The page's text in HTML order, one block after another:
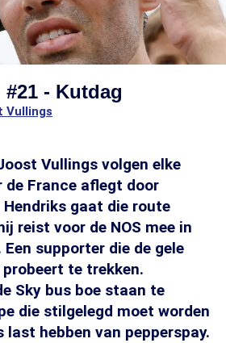
- Kutdag
Vullings
Vullings volgen elke
de France aflegt door
gaat die route
reist voor de NOS mee in
supporter die de gele
te trekken.
Sky bus boe staan te
die stilgelegd moet worden
last hebben van pepperspay.